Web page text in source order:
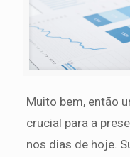
Muito bem, então
crucial para a
nos dias de hoje.